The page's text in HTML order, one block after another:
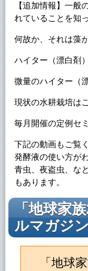
【追加情報】一般
れていることを知
何故か、それは藻
ハイター（漂白剤
微量のハイター（
現状の水耕栽培は
毎月開催の定例セ
下記の動画もご覧
発酵液の使い方が
青虫、夜盗虫、な
もあります。
「地球家
ルマガジン
「地球